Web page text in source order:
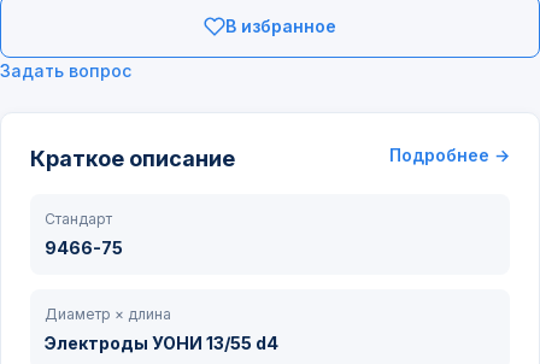
Краткое описание Подробнее →
Стандарт
9466-75
Диаметр × длина
Электроды УОНИ 13/55 d4
В избранное
Задать вопрос